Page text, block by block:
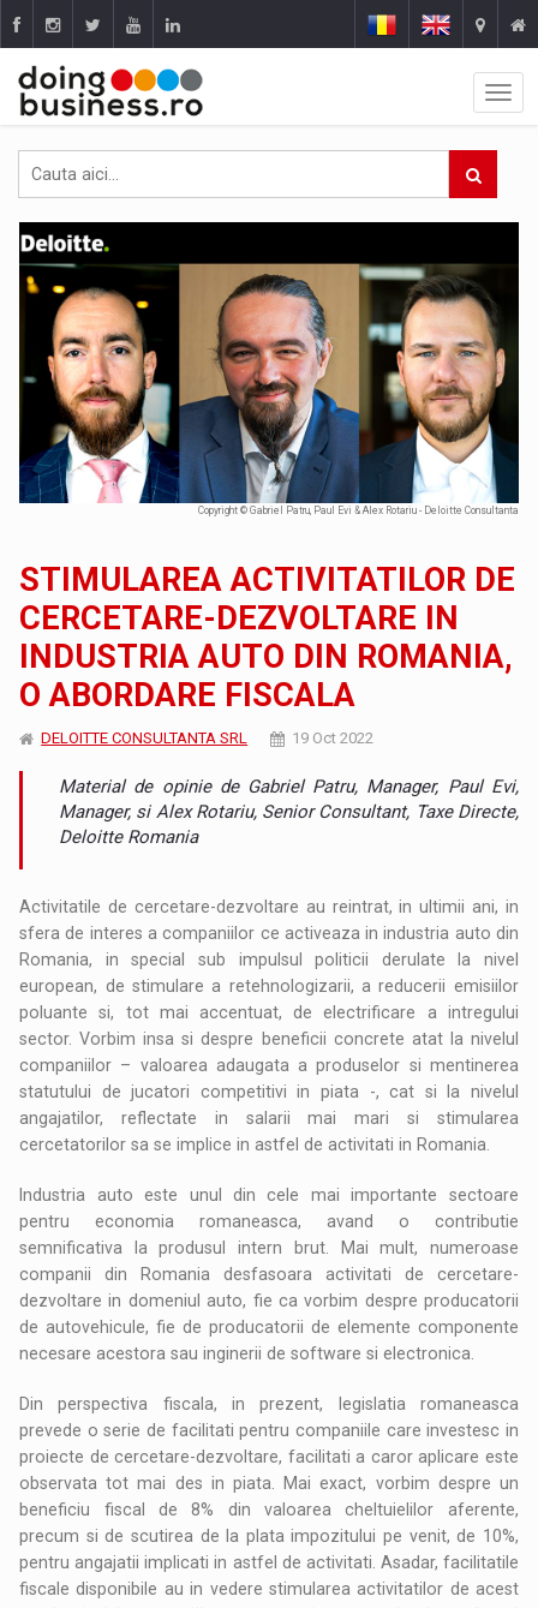
Copyright © Gabriel Patru, Paul Evi & Alex Rotariu - Deloitte Consultanta
STIMULAREA ACTIVITATILOR DE
CERCETARE-DEZVOLTARE IN
INDUSTRIA AUTO DIN ROMANIA,
O ABORDARE FISCALA
DELOITTE CONSULTANTA SRL 19 Oct 2022
Material de opinie de Gabriel Patru, Manager, Paul Evi,
Manager, si Alex Rotariu, Senior Consultant, Taxe Directe,
Deloitte Romania
Activitatile de cercetare-dezvoltare au reintrat, in ultimii ani, in
sfera de interes a companiilor ce activeaza in industria auto din
Romania, in special sub impulsul politicii derulate la nivel
european, de stimulare a retehnologizarii, a reducerii emisiilor
poluante si, tot mai accentuat, de electrificare a intregului
sector. Vorbim insa si despre beneficii concrete atat la nivelul
companiilor – valoarea adaugata a produselor si mentinerea
statutului de jucatori competitivi in piata -, cat si la nivelul
angajatilor, reflectate in salarii mai mari si stimularea
cercetatorilor sa se implice in astfel de activitati in Romania.
Industria auto este unul din cele mai importante sectoare
pentru economia romaneasca, avand o contributie
semnificativa la produsul intern brut. Mai mult, numeroase
companii din Romania desfasoara activitati de cercetare-
dezvoltare in domeniul auto, fie ca vorbim despre producatorii
de autovehicule, fie de producatorii de elemente componente
necesare acestora sau inginerii de software si electronica.
Din perspectiva fiscala, in prezent, legislatia romaneasca
prevede o serie de facilitati pentru companiile care investesc in
proiecte de cercetare-dezvoltare, facilitati a caror aplicare este
observata tot mai des in piata. Mai exact, vorbim despre un
beneficiu fiscal de 8% din valoarea cheltuielilor aferente,
precum si de scutirea de la plata impozitului pe venit, de 10%,
pentru angajatii implicati in astfel de activitati. Asadar, facilitatile
fiscale disponibile au in vedere stimularea activitatilor de acest